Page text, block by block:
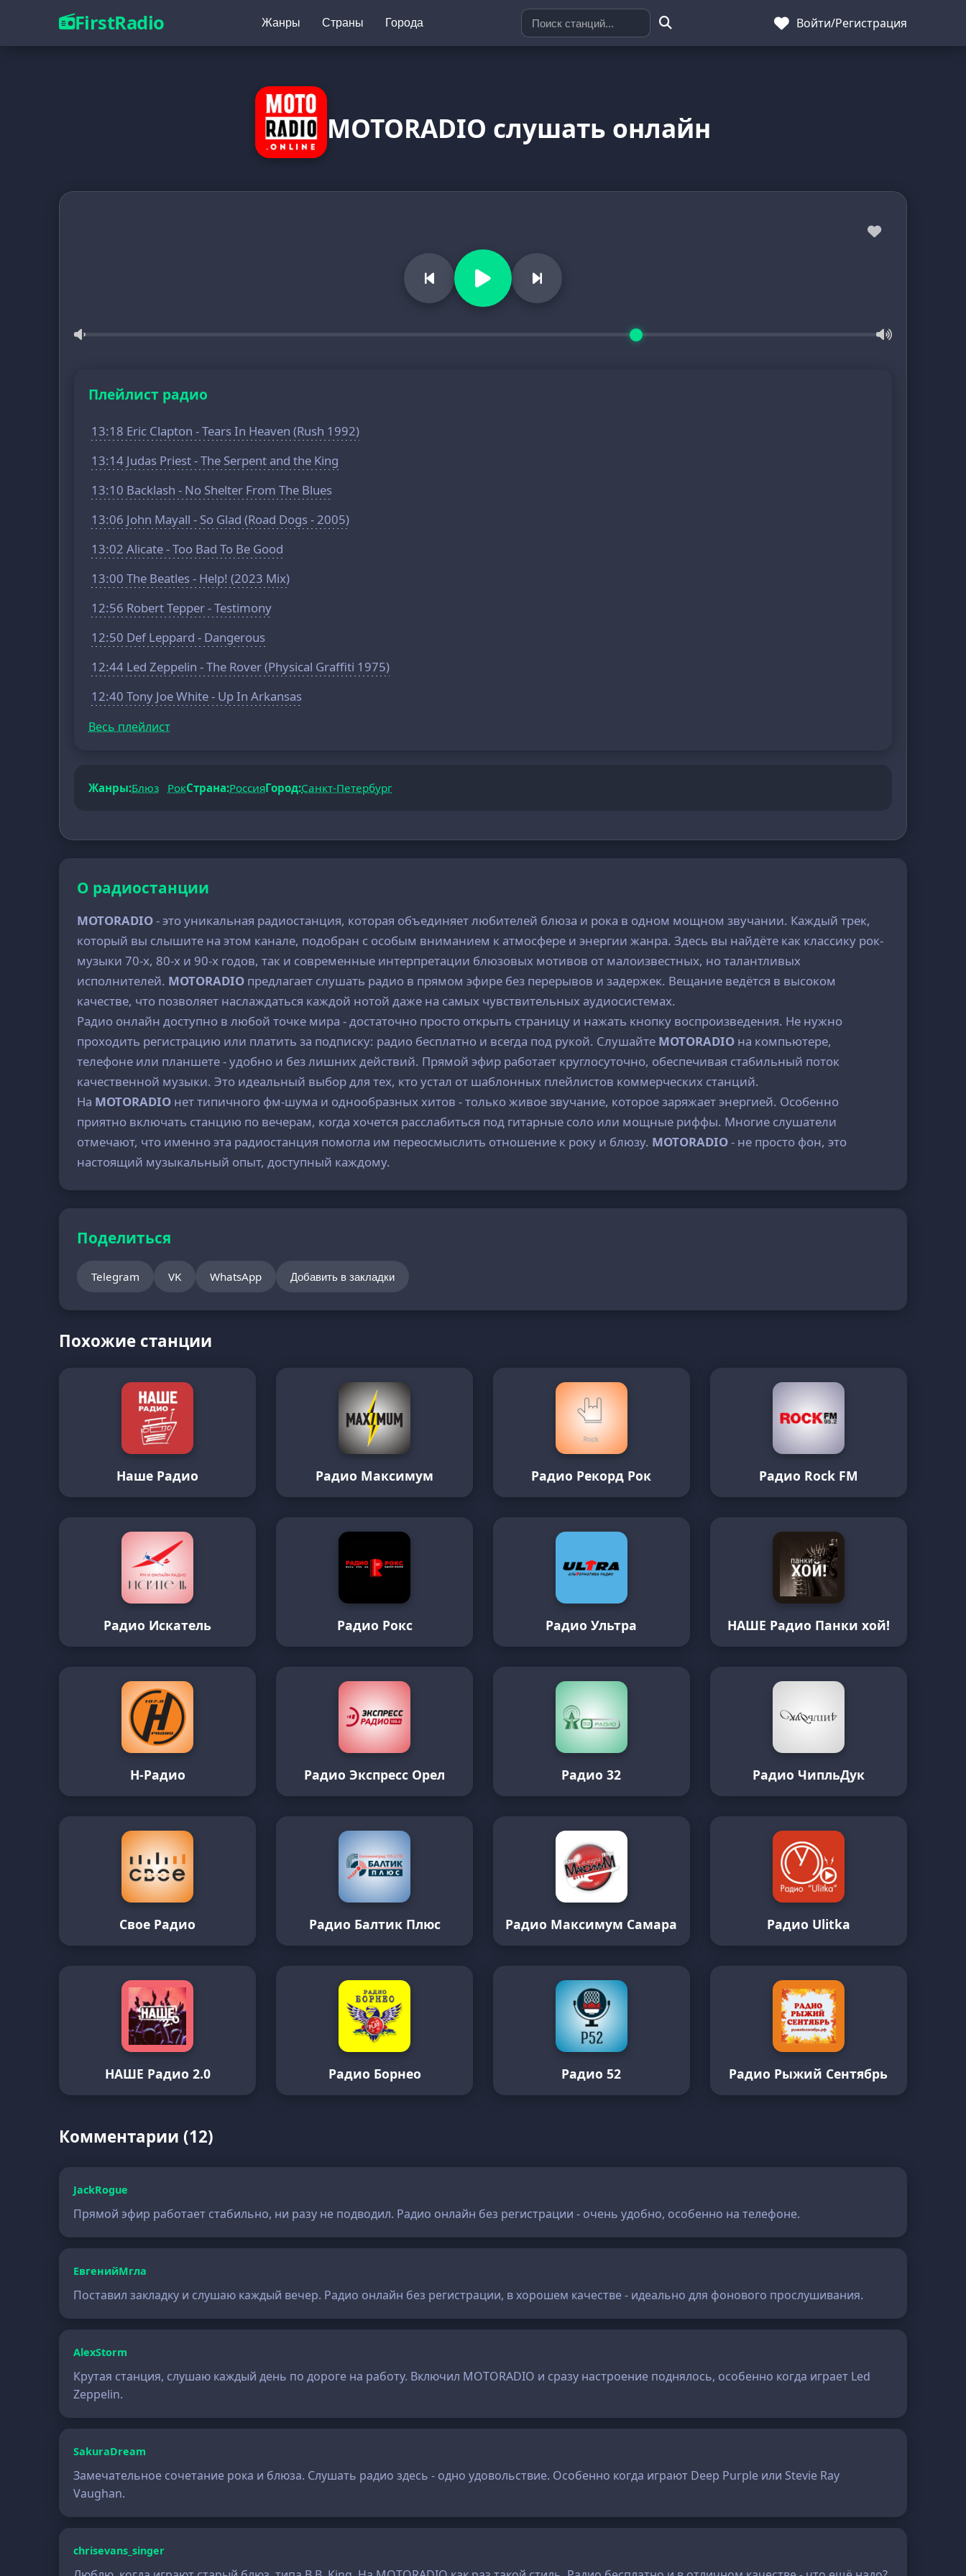
FirstRadio Жанры Страны Города Войти/Регистрация
MOTORADIO слушать онлайн
Плейлист радио
13:18 Eric Clapton - Tears In Heaven (Rush 1992)
13:14 Judas Priest - The Serpent and the King
13:10 Backlash - No Shelter From The Blues
13:06 John Mayall - So Glad (Road Dogs - 2005)
13:02 Alicate - Too Bad To Be Good
13:00 The Beatles - Help! (2023 Mix)
12:56 Robert Tepper - Testimony
12:50 Def Leppard - Dangerous
12:44 Led Zeppelin - The Rover (Physical Graffiti 1975)
12:40 Tony Joe White - Up In Arkansas
Весь плейлист
Жанры:Блюз РокСтрана:РоссияГород:Санкт-Петербург
О радиостанции
MOTORADIO- это уникальная радиостанция, которая объединяет любителей блюза и рока в одном мощном звучании. Каждый трек,
который вы слышите на этом канале, подобран с особым вниманием к атмосфере и энергии жанра. Здесь вы найдёте как классику рок-
музыки 70-х, 80-х и 90-х годов, так и современные интерпретации блюзовых мотивов от малоизвестных, но талантливых
исполнителей. MOTORADIO предлагает слушать радио в прямом эфире без перерывов и задержек. Вещание ведётся в высоком
качестве, что позволяет наслаждаться каждой нотой даже на самых чувствительных аудиосистемах.
Радио онлайн доступно в любой точке мира - достаточно просто открыть страницу и нажать кнопку воспроизведения. Не нужно
проходить регистрацию или платить за подписку: радио бесплатно и всегда под рукой. Слушайте MOTORADIO на компьютере,
телефоне или планшете - удобно и без лишних действий. Прямой эфир работает круглосуточно, обеспечивая стабильный поток
качественной музыки. Это идеальный выбор для тех, кто устал от шаблонных плейлистов коммерческих станций.
На MOTORADIO нет типичного фм-шума и однообразных хитов - только живое звучание, которое заряжает энергией. Особенно
приятно включать станцию по вечерам, когда хочется расслабиться под гитарные соло или мощные риффы. Многие слушатели
отмечают, что именно эта радиостанция помогла им переосмыслить отношение к року и блюзу. MOTORADIO- не просто фон, это
настоящий музыкальный опыт, доступный каждому.
Поделиться
Telegram VK WhatsApp Добавить в закладки
Похожие станции
Наше Радио Радио Максимум Радио Рекорд Рок Радио Rock FM
Радио Искатель Радио Рокс Радио Ультра НАШЕ Радио Панки хой!
Н-Радио Радио Экспресс Орел Радио 32 Радио ЧипльДук
Свое Радио Радио Балтик Плюс Радио Максимум Самара Радио Ulitka
НАШЕ Радио 2.0 Радио Борнео Радио 52 Радио Рыжий Сентябрь
Комментарии (12)
JackRogue
Прямой эфир работает стабильно, ни разу не подводил. Радио онлайн без регистрации - очень удобно, особенно на телефоне.
ЕвгенийМгла
Поставил закладку и слушаю каждый вечер. Радио онлайн без регистрации, в хорошем качестве - идеально для фонового прослушивания.
AlexStorm
Крутая станция, слушаю каждый день по дороге на работу. Включил MOTORADIO и сразу настроение поднялось, особенно когда играет Led
Zeppelin.
SakuraDream
Замечательное сочетание рока и блюза. Слушать радио здесь - одно удовольствие. Особенно когда играют Deep Purple или Stevie Ray
Vaughan.
chrisevans_singer